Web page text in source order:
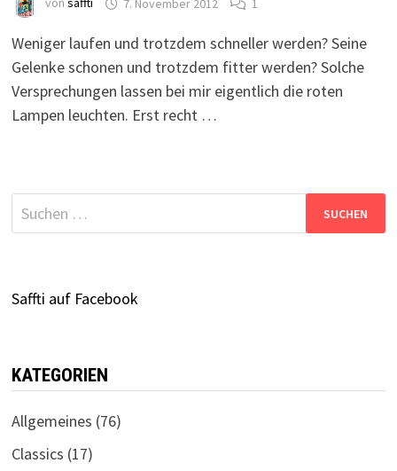
von saffti 7. November 2012 1
Weniger laufen und trotzdem schneller werden? Seine
Gelenke schonen und trotzdem fitter werden? Solche
Versprechungen lassen bei mir eigentlich die roten
Lampen leuchten. Erst recht …
Suchen
nach:
Saffti auf Facebook
KATEGORIEN
Allgemeines (76)
Classics (17)